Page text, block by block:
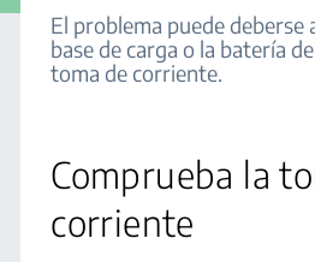
El problema puede deberse
base de carga o la batería
toma de corriente.
Comprueba la
corriente